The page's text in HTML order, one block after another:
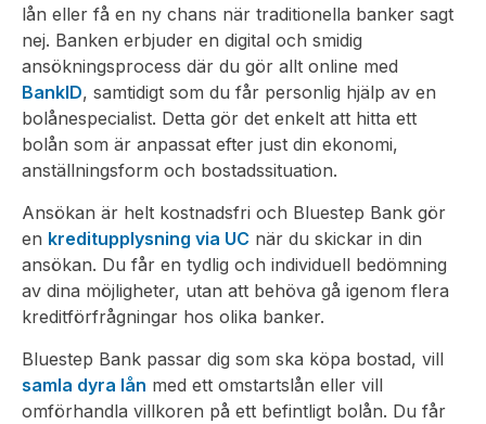
lån eller få en ny chans när traditionella banker sagt
nej. Banken erbjuder en digital och smidig
ansökningsprocess där du gör allt online med
BankID, samtidigt som du får personlig hjälp av en
bolånespecialist. Detta gör det enkelt att hitta ett
bolån som är anpassat efter just din ekonomi,
anställningsform och bostadssituation.
Ansökan är helt kostnadsfri och Bluestep Bank gör
en kreditupplysning via UC när du skickar in din
ansökan. Du får en tydlig och individuell bedömning
av dina möjligheter, utan att behöva gå igenom flera
kreditförfrågningar hos olika banker.
Bluestep Bank passar dig som ska köpa bostad, vill
samla dyra lån med ett omstartslån eller vill
omförhandla villkoren på ett befintligt bolån. Du får